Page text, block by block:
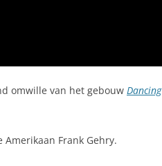
omwille van het gebouw Dancing
Frank Gehry.